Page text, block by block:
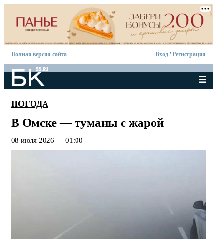
Полная версия сайта Вход /Регистрация
ПОГОДА
В Омске — туманы с жарой
08 июля 2026 — 01:00